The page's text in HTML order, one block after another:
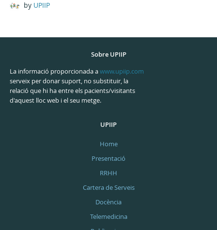
by UPIIP
Sobre UPIIP
La informació proporcionada awww.upiip.com
serveix per donar suport, no substituir, la
relació que hi ha entre els pacients/visitants
d'aquest lloc web i el seu metge.
UPIIP
Home
Presentació
RRHH
Cartera de Serveis
Docència
Telemedicina